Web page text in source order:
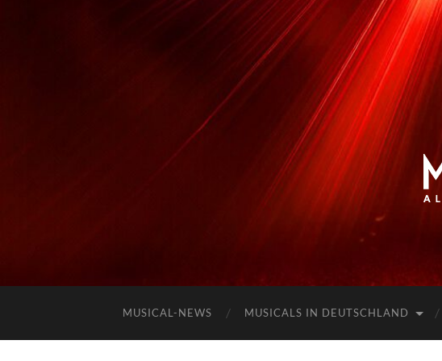
MUSICAL-NEWS MUSICALS IN DEUTSCHLAND